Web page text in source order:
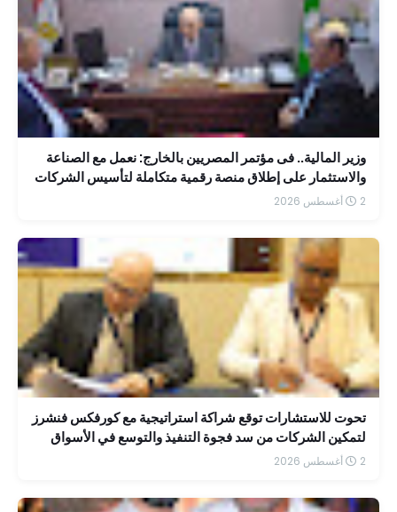
وزير المالية.. فى مؤتمر المصريين بالخارج: نعمل مع الصناعة
والاستثمار على إطلاق منصة رقمية متكاملة لتأسيس الشركات
بسهولة
2 أغسطس 2026
تحوت للاستشارات توقع شراكة استراتيجية مع كورفكس فنشرز
لتمكين الشركات من سد فجوة التنفيذ والتوسع في الأسواق
الإقليمية
2 أغسطس 2026